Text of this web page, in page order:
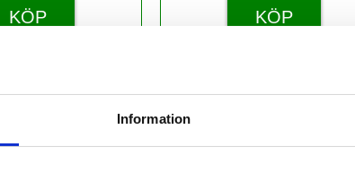
Information
KÖP KÖP